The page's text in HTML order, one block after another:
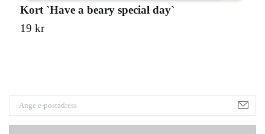
Kort `Have a beary special day`
19 kr